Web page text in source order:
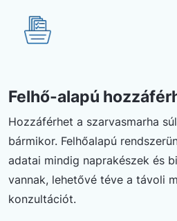
Felhő-alapú
Hozzáférhet a szarvasmarha
bármikor. Felhőalapú
adatai mindig naprakészek és
vannak, lehetővé téve a távoli
konzultációt.